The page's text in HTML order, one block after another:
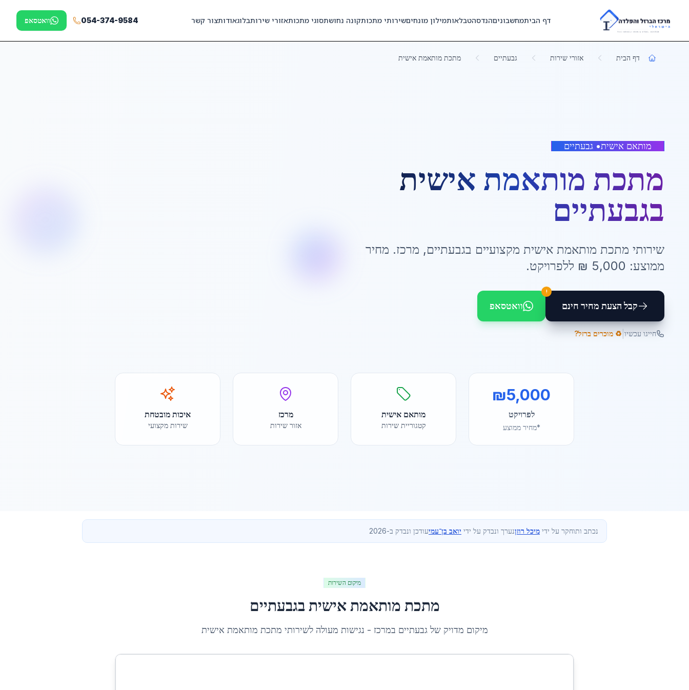
Skip to main content
דף הביתמחשבוניםהנדסהטבלאותמילון מונחיםשירותי מתכותקונה נחושתסוגי מתכותאזורי שירותבלוגאודותצור קשר 054-374-9584 וואטסאפ
דף הבית אזורי שירות גבעתיים מתכת מותאמת אישית
מותאם אישית• גבעתיים
מתכת מותאמת אישית
בגבעתיים
שירותי מתכת מותאמת אישית מקצועיים בגבעתיים, מרכז. מחיר
ממוצע: 5,000 ₪ ללפרויקט.
קבל הצעת מחיר חינם
!
וואטסאפ
חייגו עכשיו ♻️ מוכרים ברזל?
₪5,000
לפרויקט
*מחיר ממוצע
מותאם אישית
קטגוריית שירות
מרכז
אזור שירות
איכות מובטחת
שירות מקצועי
נכתב ותוחקר על ידי מיכל רוזןנערך ונבדק על ידי יואב בן־עמיעודכן ונבדק ב-2026
מיקום השירות
מתכת מותאמת אישית בגבעתיים
מיקום מדויק שלגבעתיים במרכז - נגישות מעולה לשירותי מתכת מותאמת אישית